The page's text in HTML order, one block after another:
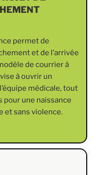
permet de
et de l’arrivée
de courrier à
à ouvrir un
médicale, tout
pour une naissance
et sans violence.